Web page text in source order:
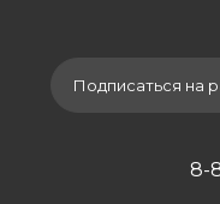
Подписаться на
8-